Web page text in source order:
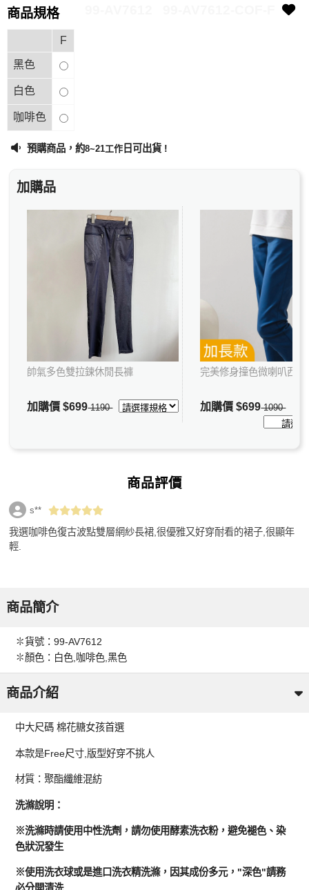
商品規格
F
黑色
白色
咖啡色
預購商品，約8~21工作 日可出貨 !
加購品
帥氣多色雙拉鍊休閒長褲
加購價$6991190
完美修身撞色微喇叭西裝
加購價$6991090
商品評價
s**
我選咖啡色復古波點雙層網紗長裙,很優雅又好穿耐看的裙子,很顯年
輕.
商品簡介
✽貨號：99-AV7612
✽顏色：白色,咖啡色,黑色
商品介紹
中大尺碼 棉花糖女孩首選
本款是Free尺寸,版型好穿不挑人
材質：聚酯纖維混紡
洗滌說明：
※洗滌時請使用中性洗劑，請勿使用酵素洗衣粉，避免褪色、染
色狀況發生
※使用洗衣球或是進口洗衣精洗滌，因其成份多元，"深色"請務